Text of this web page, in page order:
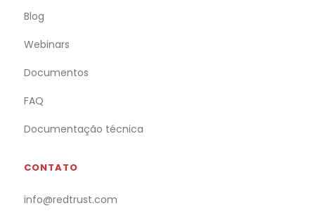
Blog
Webinars
Documentos
FAQ
Documentação técnica
CONTATO
info@redtrust.com